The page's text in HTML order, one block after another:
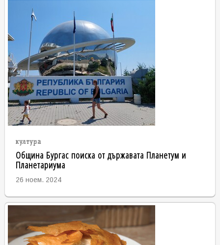
култура
Община Бургас поиска от държавата Планетум и
Планетариума
26 ноем. 2024